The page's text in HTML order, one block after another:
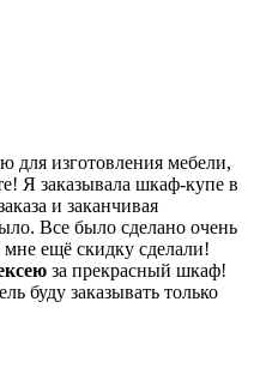
для изготовления мебели,
Я заказывала шкаф-купе в
и заканчивая
Все было сделано очень
ещё скидку сделали!
за прекрасный шкаф!
буду заказывать только